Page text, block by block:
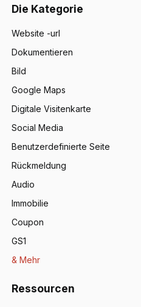
Die Kategorie
Website -url
Dokumentieren
Bild
Google Maps
Digitale Visitenkarte
Social Media
Benutzerdefinierte Seite
Rückmeldung
Audio
Immobilie
Coupon
GS1
& Mehr
Ressourcen